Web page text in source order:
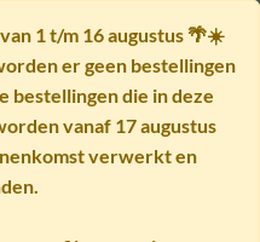
1 t/m 16 augustus🌴☀️
er geen bestellingen
die in deze
vanaf 17 augustus
verwerkt en